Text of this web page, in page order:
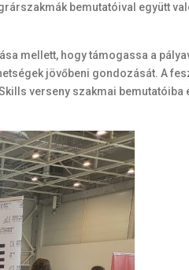
bemutatóival együtt
mellett, hogy támogassa a
jövőbeni gondozását. A
verseny szakmai bemutatóiba